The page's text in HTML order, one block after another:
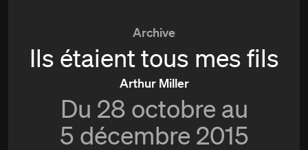
Archive
Ils étaient tous mes fils
Arthur Miller
Du 28 octobre au
5 décembre 2015